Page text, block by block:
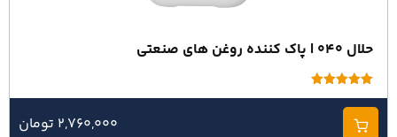
حلال 040 | پاک کننده روغن های صنعتی
امتیاز5.00
از 5
2,760,000 تومان